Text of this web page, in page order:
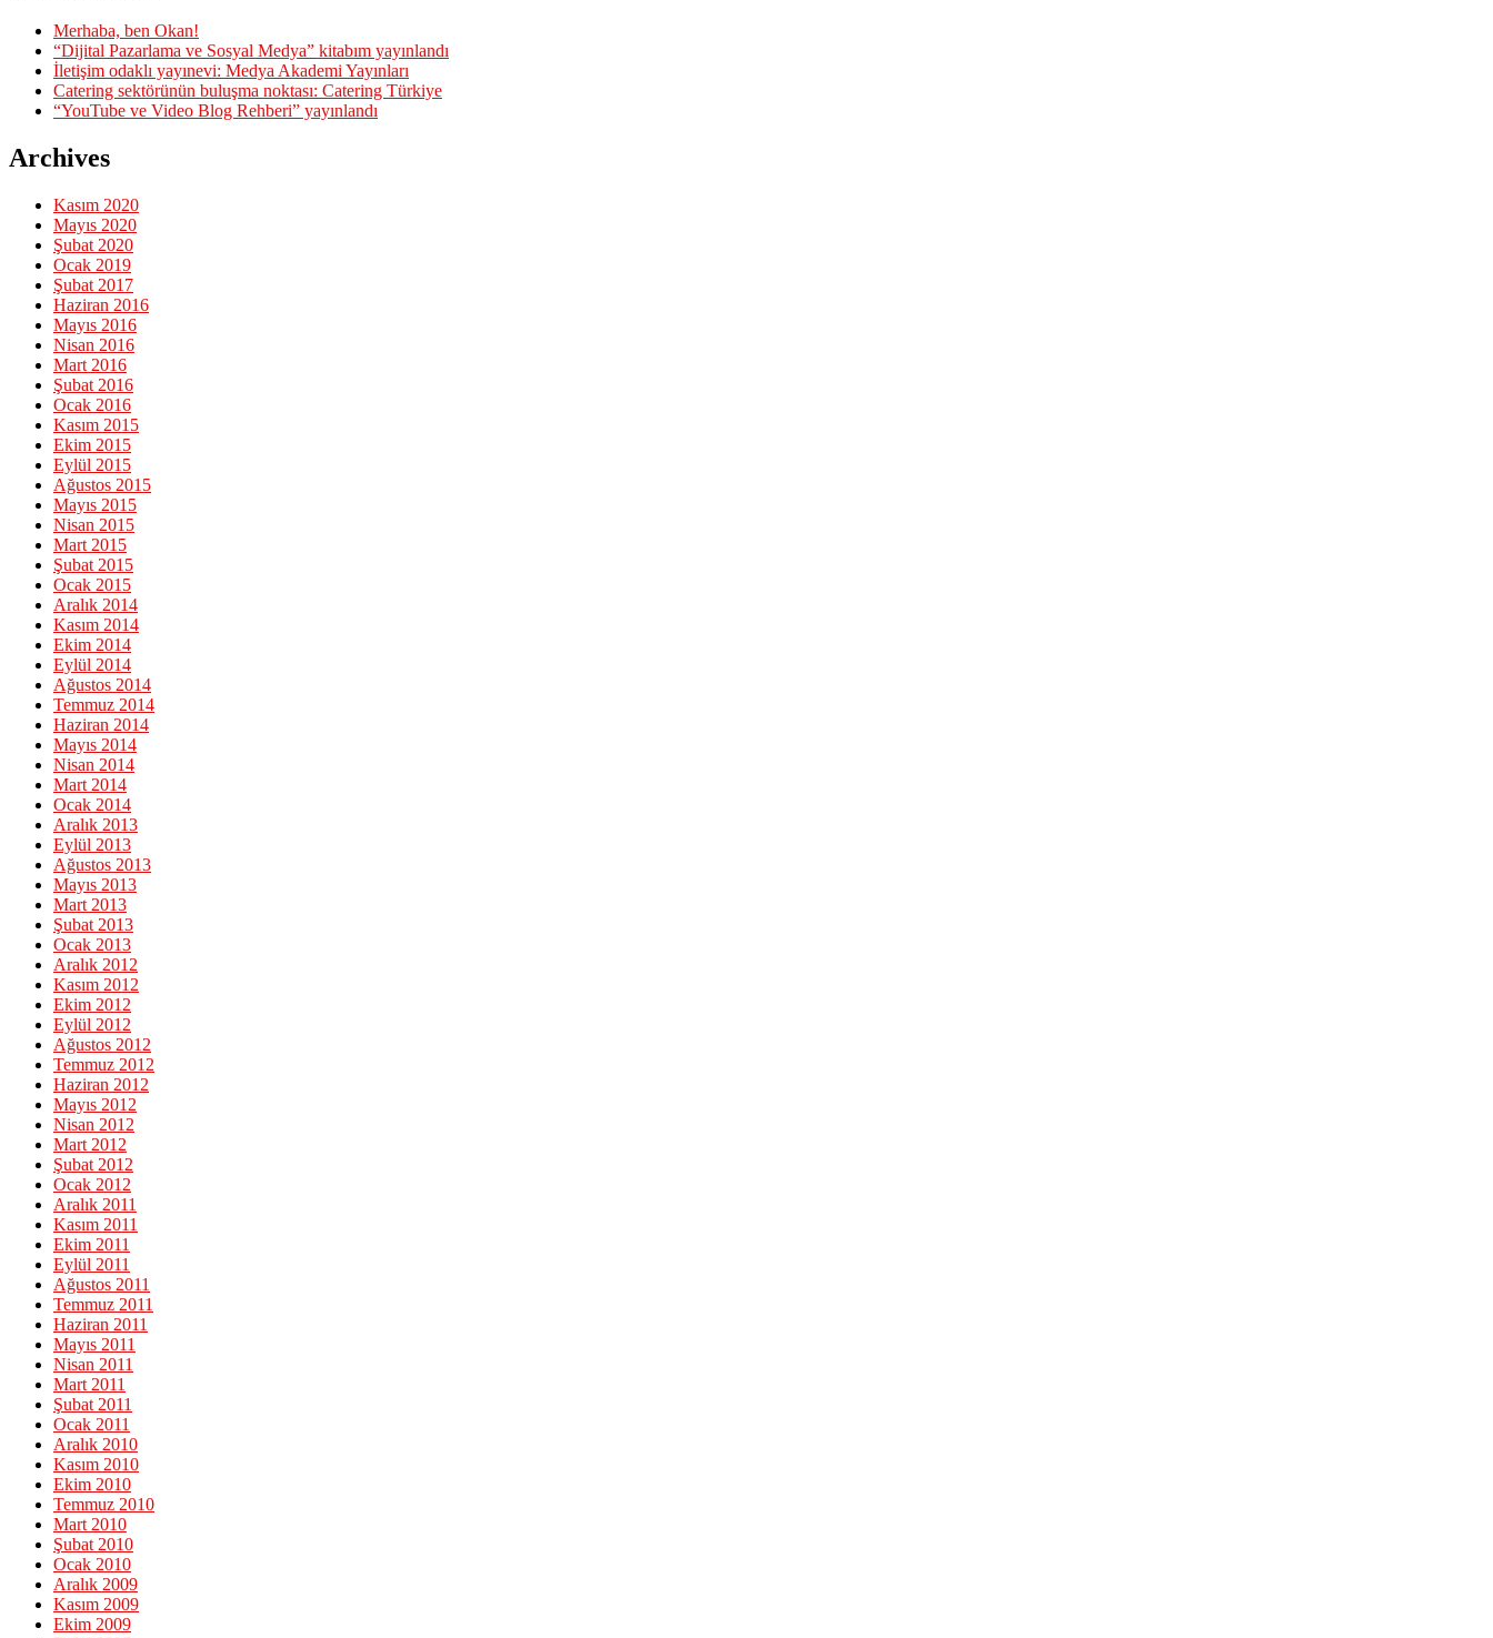
Merhaba, ben Okan!
“Dijital Pazarlama ve Sosyal Medya” kitabım yayınlandı
İletişim odaklı yayınevi: Medya Akademi Yayınları
Catering sektörünün buluşma noktası: Catering Türkiye
“YouTube ve Video Blog Rehberi” yayınlandı
Archives
Kasım 2020
Mayıs 2020
Şubat 2020
Ocak 2019
Şubat 2017
Haziran 2016
Mayıs 2016
Nisan 2016
Mart 2016
Şubat 2016
Ocak 2016
Kasım 2015
Ekim 2015
Eylül 2015
Ağustos 2015
Mayıs 2015
Nisan 2015
Mart 2015
Şubat 2015
Ocak 2015
Aralık 2014
Kasım 2014
Ekim 2014
Eylül 2014
Ağustos 2014
Temmuz 2014
Haziran 2014
Mayıs 2014
Nisan 2014
Mart 2014
Ocak 2014
Aralık 2013
Eylül 2013
Ağustos 2013
Mayıs 2013
Mart 2013
Şubat 2013
Ocak 2013
Aralık 2012
Kasım 2012
Ekim 2012
Eylül 2012
Ağustos 2012
Temmuz 2012
Haziran 2012
Mayıs 2012
Nisan 2012
Mart 2012
Şubat 2012
Ocak 2012
Aralık 2011
Kasım 2011
Ekim 2011
Eylül 2011
Ağustos 2011
Temmuz 2011
Haziran 2011
Mayıs 2011
Nisan 2011
Mart 2011
Şubat 2011
Ocak 2011
Aralık 2010
Kasım 2010
Ekim 2010
Temmuz 2010
Mart 2010
Şubat 2010
Ocak 2010
Aralık 2009
Kasım 2009
Ekim 2009